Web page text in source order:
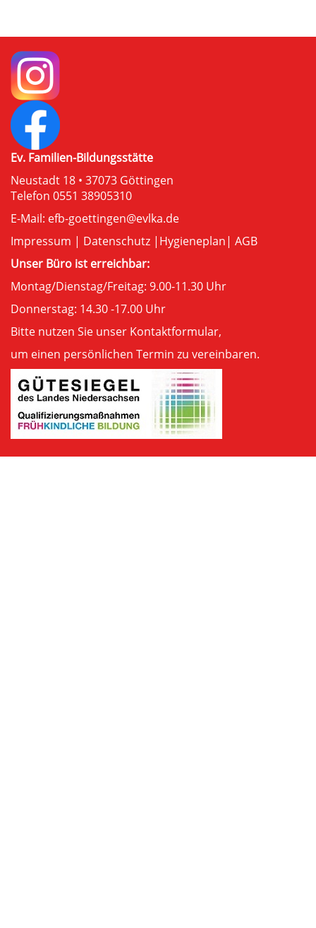
Ev. Familien-Bildungsstätte
Neustadt 18 • 37073 Göttingen
Telefon 0551 38905310
E-Mail: efb-goettingen@evlka.de
Impressum | Datenschutz | Hygieneplan| AGB
Unser Büro ist erreichbar:
Montag/Dienstag/Freitag: 9.00-11.30 Uhr
Donnerstag: 14.30 -17.00 Uhr
Bitte nutzen Sie unser Kontaktformular,
um einen persönlichen Termin zu vereinbaren.